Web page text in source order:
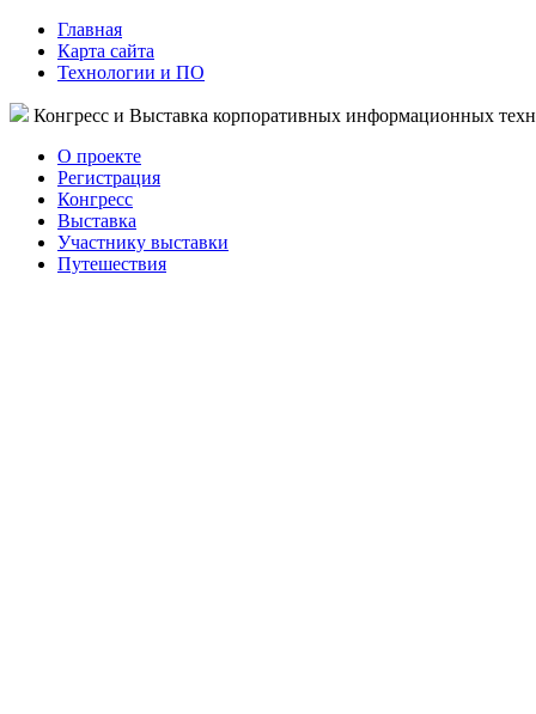
Главная
Карта сайта
Технологии и ПО
Конгресс и Выставка корпоративных информационных
О проекте
Регистрация
Конгресс
Выставка
Участнику выставки
Путешествия